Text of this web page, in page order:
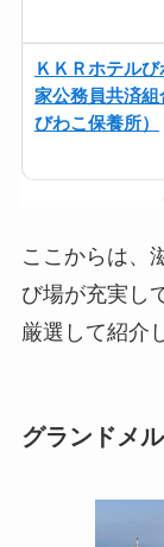
ＫＫＲホテルび
家公務員共済組
びわこ保養所）
ここからは、
び場が充実し
厳選して紹介
グランドメ